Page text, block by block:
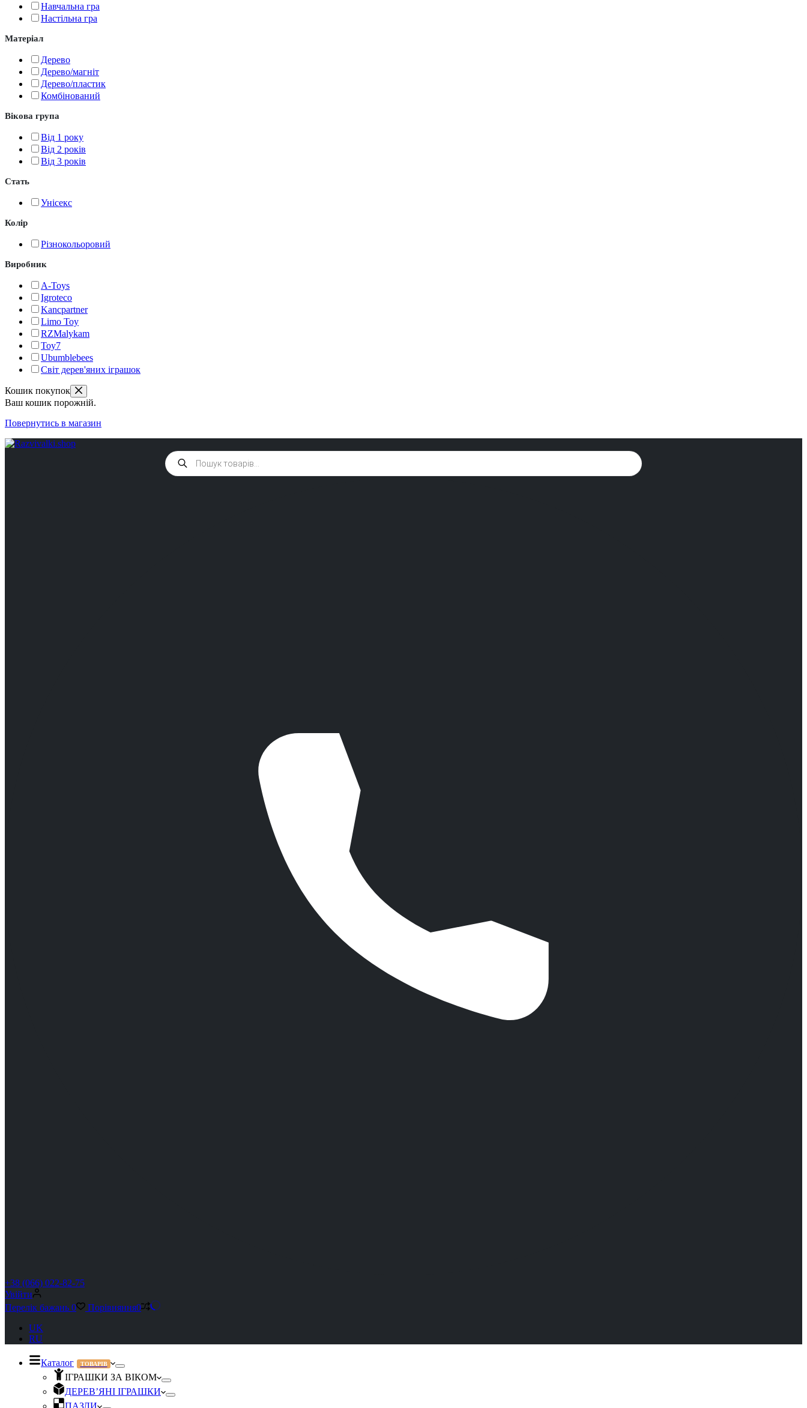
Навчальна гра
Настільна гра
Матеріал
Дерево
Дерево/магніт
Дерево/пластик
Комбінований
Вікова група
Від 1 року
Від 2 років
Від 3 років
Стать
Унісекс
Колір
Різнокольоровий
Виробник
A-Toys
Igroteco
Kancpartner
Limo Toy
RZMalykam
Toy7
Ubumblebees
Світ дерев'яних іграшок
Кошик покупок
Ваш кошик порожній.
Повернутись в магазин
Products
search
+38 (066) 022-82-75
Увійти
Перелік бажань 0 Порівняння0
UK
RU
Каталог ТОВАРІВ
ІГРАШКИ ЗА ВІКОМ
ДЕРЕВ’ЯНІ ІГРАШКИ
ПАЗЛИ